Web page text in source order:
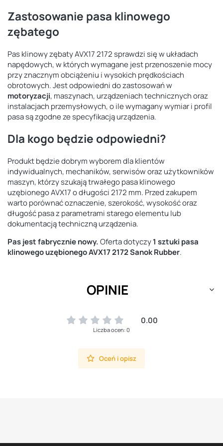
Zastosowanie pasa klinowego
zębatego
Pas klinowy zębaty AVX17 2172 sprawdzi się w układach
napędowych, w których wymagane jest przenoszenie mocy
przy znacznym obciążeniu i wysokich prędkościach
obrotowych. Jest odpowiedni do zastosowań w
motoryzacji, maszynach, urządzeniach technicznych oraz
instalacjach przemysłowych, o ile wymagany wymiar i profil
pasa są zgodne ze specyfikacją urządzenia.
Dla kogo będzie odpowiedni?
Produkt będzie dobrym wyborem dla klientów
indywidualnych, mechaników, serwisów oraz użytkowników
maszyn, którzy szukają trwałego pasa klinowego
uzębionego AVX17 o długości 2172 mm. Przed zakupem
warto porównać oznaczenie, szerokość, wysokość oraz
długość pasa z parametrami starego elementu lub
dokumentacją techniczną urządzenia.
Pas jest fabrycznie nowy.Oferta dotyczy1 sztuki pasa
klinowego uzębionego AVX17 2172 Sanok Rubber.
OPINIE
0.00
Liczba ocen: 0
Oceń i opisz